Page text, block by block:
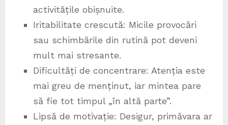
activitățile obișnuite.
Iritabilitate crescută: Micile provocări
sau schimbările din rutină pot deveni
mult mai stresante.
Dificultăți de concentrare: Atenția este
mai greu de menținut, iar mintea pare
să fie tot timpul „în altă parte”.
Lipsă de motivație: Desigur, primăvara ar